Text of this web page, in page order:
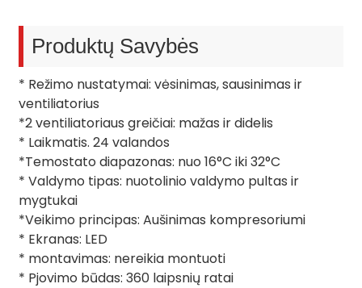
Produktų Savybės
* Režimo nustatymai: vėsinimas, sausinimas ir
ventiliatorius
*2 ventiliatoriaus greičiai: mažas ir didelis
* Laikmatis. 24 valandos
*Temostato diapazonas: nuo 16°C iki 32°C
* Valdymo tipas: nuotolinio valdymo pultas ir
mygtukai
*Veikimo principas: Aušinimas kompresoriumi
* Ekranas: LED
* montavimas: nereikia montuoti
* Pjovimo būdas: 360 laipsnių ratai